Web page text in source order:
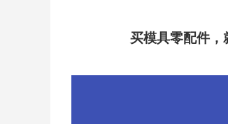
买模具零配件，